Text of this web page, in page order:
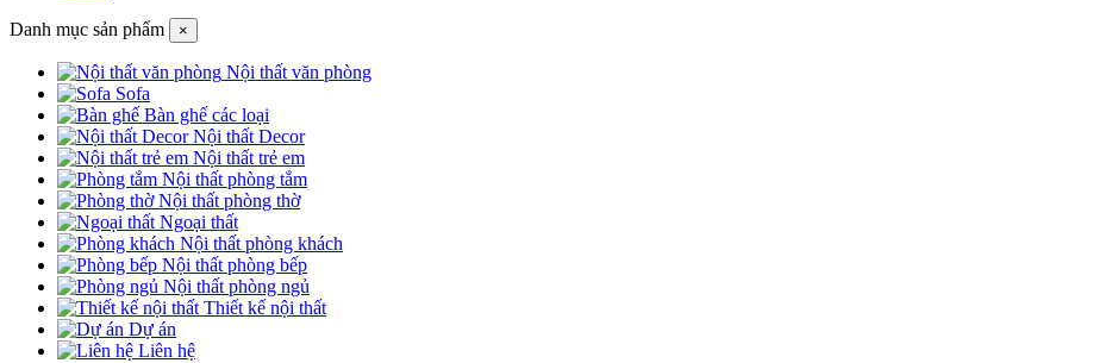
Danh mục sản phẩm ×
Nội thất văn phòng
Sofa
Bàn ghế các loại
Nội thất Decor
Nội thất trẻ em
Nội thất phòng tắm
Nội thất phòng thờ
Ngoại thất
Nội thất phòng khách
Nội thất phòng bếp
Nội thất phòng ngủ
Thiết kế nội thất
Dự án
Liên hệ